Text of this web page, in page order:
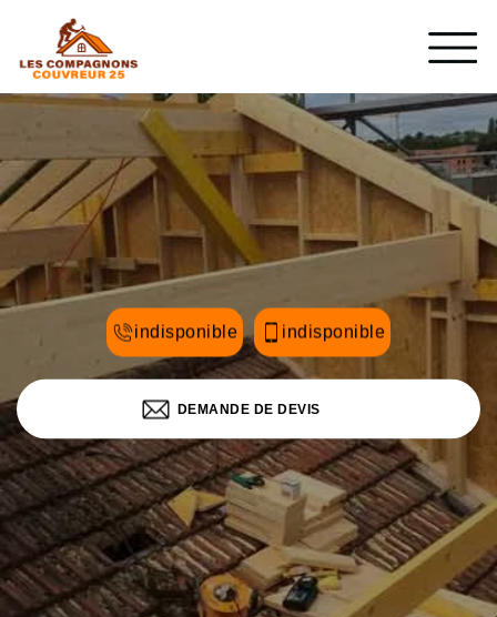
indisponible indisponible
DEMANDE DE DEVIS